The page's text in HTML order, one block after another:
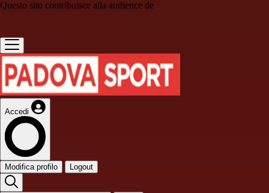
Questo sito contribuisce alla audience de
Accedi
Modifica profilo Logout